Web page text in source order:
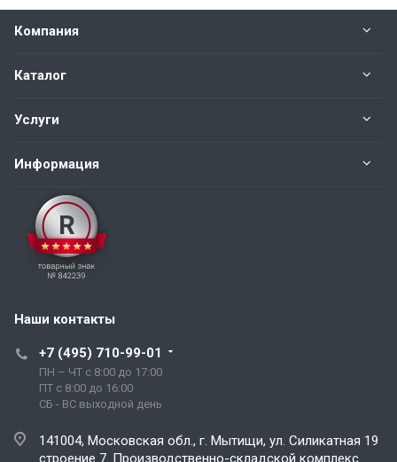
Компания
Каталог
Услуги
Информация
Наши контакты
+7 (495) 710-99-01
ПН – ЧТ с 8:00 до 17:00
ПТ с 8:00 до 16:00
СБ - ВС выходной день
141004, Московская обл., г. Мытищи, ул. Силикатная 19
строение 7. Производственно-складской комплекс